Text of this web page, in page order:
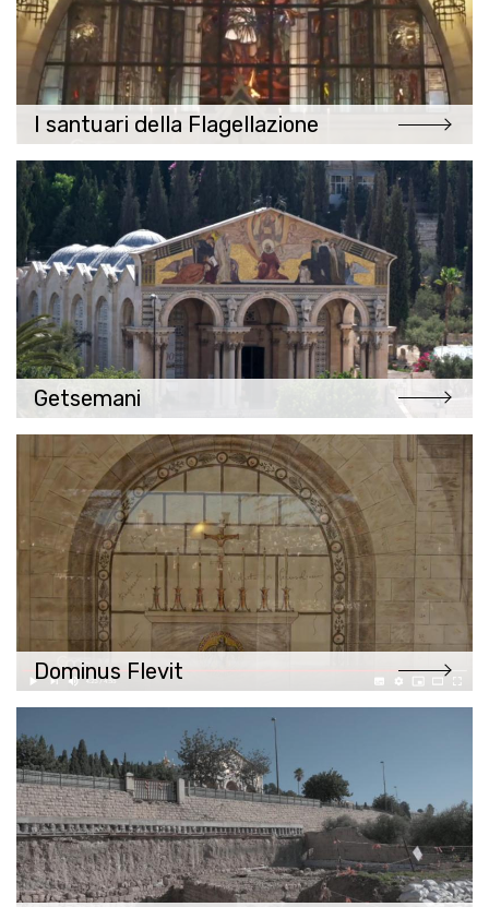
I santuari della Flagellazione
Getsemani
Dominus Flevit